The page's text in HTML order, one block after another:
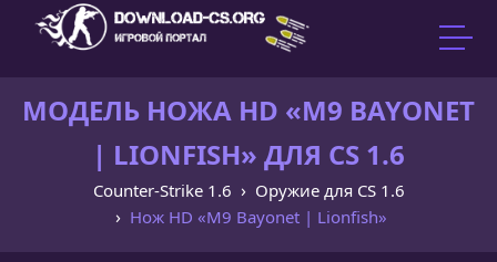
МОДЕЛЬ НОЖА HD «M9 BAYONET
| LIONFISH» ДЛЯ CS 1.6
Counter-Strike 1.6
Оружие для CS 1.6
Нож HD «M9 Bayonet | Lionfish»